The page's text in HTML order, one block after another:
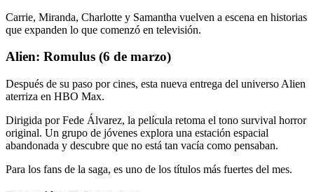
Carrie, Miranda, Charlotte y Samantha vuelven a escena en historias
que expanden lo que comenzó en televisión.
Alien: Romulus (6 de marzo)
Después de su paso por cines, esta nueva entrega del universo Alien
aterriza en HBO Max.
Dirigida por Fede Álvarez, la película retoma el tono survival horror
original. Un grupo de jóvenes explora una estación espacial
abandonada y descubre que no está tan vacía como pensaban.
Para los fans de la saga, es uno de los títulos más fuertes del mes.